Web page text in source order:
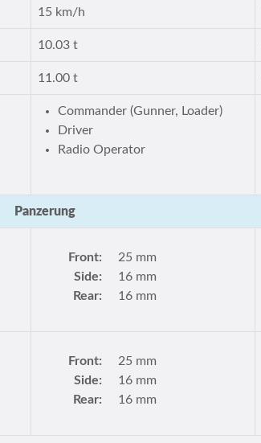
15 km/h
10.03 t
11.00 t
Commander (Gunner, Loader)
Driver
Radio Operator
Panzerung
Front:
25 mm
Side:
16 mm
Rear:
16 mm
Front:
25 mm
Side:
16 mm
Rear:
16 mm